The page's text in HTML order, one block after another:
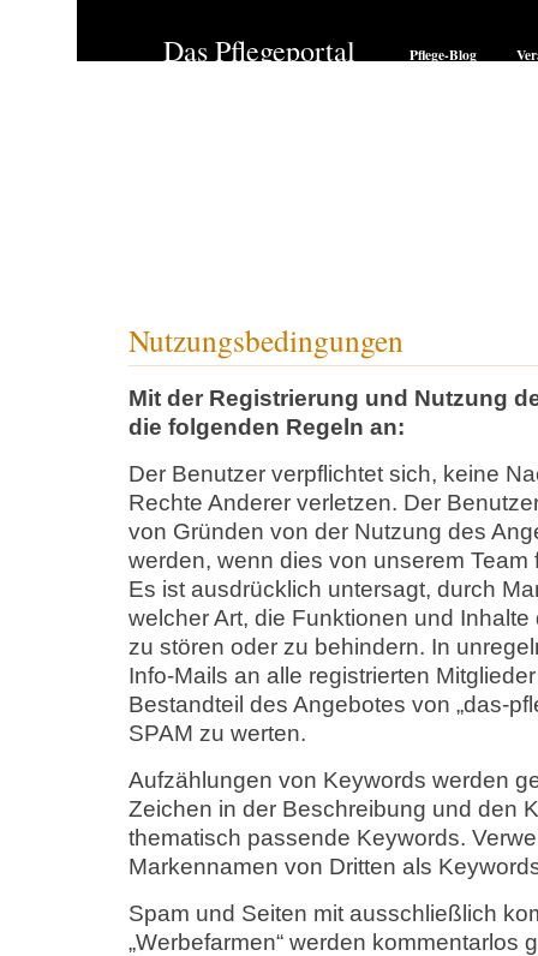
Das Pflegeportal Pflege-Blog
Nutzungsbedingungen
Mit der Registrierung und Nutzung
die folgenden Regeln an:
Der Benutzer verpflichtet sich, keine
Rechte Anderer verletzen. Der
von Gründen von der Nutzung des
werden, wenn dies von unserem
Es ist ausdrücklich untersagt, durch
welcher Art, die Funktionen und
zu stören oder zu behindern. In
Info-Mails an alle registrierten
Bestandteil des Angebotes von „das-
SPAM zu werten.
Aufzählungen von Keywords werden
Zeichen in der Beschreibung und den
thematisch passende Keywords.
Markennamen von Dritten als
Spam und Seiten mit ausschließlich
„Werbefarmen“ werden kommentarlos